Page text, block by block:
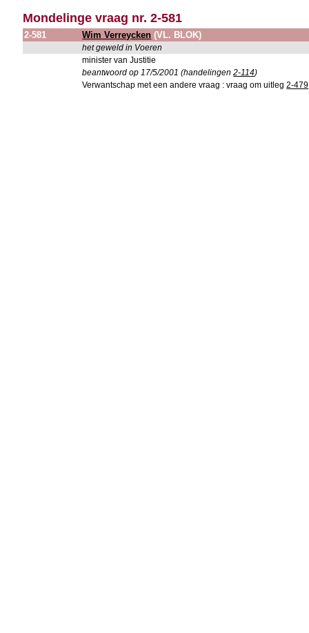
Mondelinge vraag nr. 2-581
2-581 Wim Verreycken (VL. BLOK)
het geweld in Voeren
minister van Justitie
beantwoord op 17/5/2001 (handelingen2-114)
Verwantschap met een andere vraag : vraag om uitleg2-479